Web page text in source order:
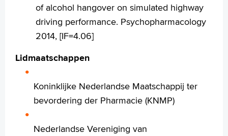
of alcohol hangover on simulated highway
driving performance. Psychopharmacology
2014, [IF=4.06]
Lidmaatschappen
Koninklijke Nederlandse Maatschappij ter
bevordering der Pharmacie (KNMP)
Nederlandse Vereniging van